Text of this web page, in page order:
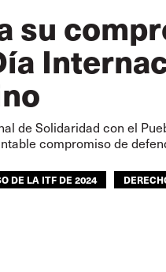
su
de Solidaridad con el
compromiso de
DE LA ITF DE 2024